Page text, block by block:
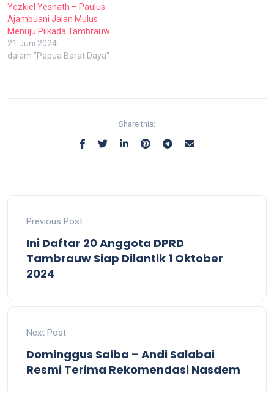
Yezkiel Yesnath – Paulus
Ajambuani Jalan Mulus
Menuju Pilkada Tambrauw
21 Juni 2024
dalam "Papua Barat Daya"
Share this:
Previous Post
Ini Daftar 20 Anggota DPRD
Tambrauw Siap Dilantik 1 Oktober
2024
Next Post
Dominggus Saiba – Andi Salabai
Resmi Terima Rekomendasi Nasdem